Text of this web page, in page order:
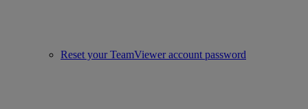
Reset your TeamViewer account password